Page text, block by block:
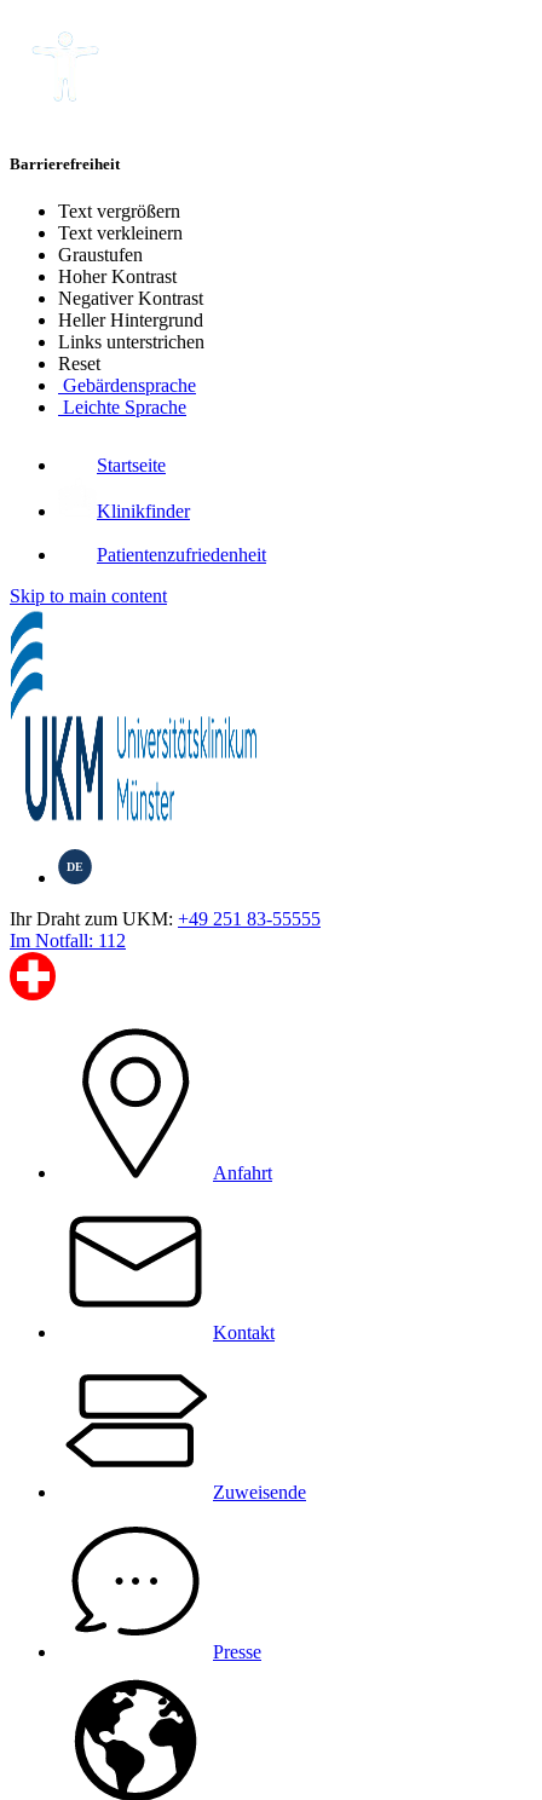
Barrierefreiheit
Text vergrößern
Text verkleinern
Graustufen
Hoher Kontrast
Negativer Kontrast
Heller Hintergrund
Links unterstrichen
Reset
Gebärdensprache
Leichte Sprache
Startseite
Klinikfinder
Patientenzufriedenheit
Skip to main content
DE
Ihr Draht zum UKM: +49 251 83-55555
Im Notfall: 112
Anfahrt
Kontakt
Zuweisende
Presse